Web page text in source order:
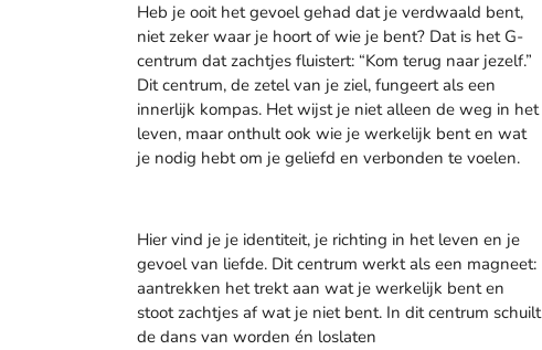
Heb je ooit het gevoel gehad dat je verdwaald bent,
niet zeker waar je hoort of wie je bent? Dat is het G-
centrum dat zachtjes fluistert: “Kom terug naar jezelf.”
Dit centrum, de zetel van je ziel, fungeert als een
innerlijk kompas. Het wijst je niet alleen de weg in het
leven, maar onthult ook wie je werkelijk bent en wat
je nodig hebt om je geliefd en verbonden te voelen.
Hier vind je je identiteit, je richting in het leven en je
gevoel van liefde. Dit centrum werkt als een magneet:
aantrekken het trekt aan wat je werkelijk bent en
stoot zachtjes af wat je niet bent. In dit centrum schuilt
de dans van worden én loslaten